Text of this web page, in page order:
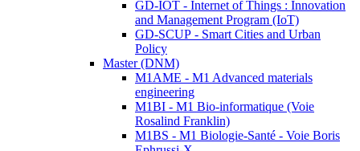
GD-IOT - Internet of Things : Innovation
and Management Program (IoT)
GD-SCUP - Smart Cities and Urban
Policy
Master (DNM)
M1AME - M1 Advanced materials
engineering
M1BI - M1 Bio-informatique (Voie
Rosalind Franklin)
M1BS - M1 Biologie-Santé - Voie Boris